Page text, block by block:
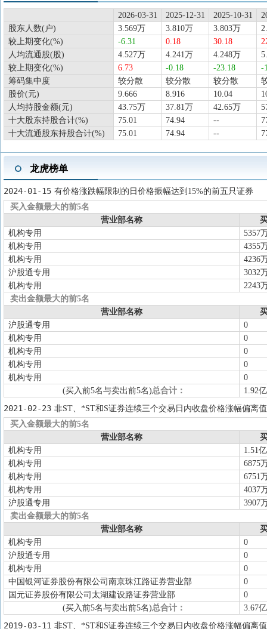
2026-03-31 2025-12-31 2025-10-31
股东人数(户)
3.569万 3.810万 3.803万
较上期变化(%)
-6.31 0.18 30.18
人均流通股(股)
4.527万 4.241万 4.248万
较上期变化(%)
6.73 -0.18 -23.18
-
筹码集中度
较分散 较分散 较分散
股价(元)
9.666 8.916 10.04
人均持股金额(元)
43.75万 37.81万 42.65万
十大股东持股合计(%)
75.01 74.94 --
十大流通股东持股合计(%)
75.01 74.94 --
龙虎榜单
2024-01-15 有价格涨跌幅限制的日价格振幅达到15%的前五只证券
买入金额最大的前5名
营业部名称
机构专用
5357
机构专用
4355
机构专用
4236
沪股通专用
3032
机构专用
2243
卖出金额最大的前5名
营业部名称
沪股通专用
0
机构专用
0
机构专用
0
机构专用
0
机构专用
0
(买入前5名与卖出前5名)总合计： 1.92亿
2021-02-23 非ST、*ST和S证券连续三个交易日内收盘价格涨幅偏离
买入金额最大的前5名
营业部名称
机构专用
1.51亿
机构专用
6875
机构专用
6751
机构专用
4037
沪股通专用
3907
卖出金额最大的前5名
营业部名称
机构专用
0
沪股通专用
0
机构专用
0
中国银河证券股份有限公司南京珠江路证券营业部
0
国元证券股份有限公司太湖建设路证券营业部
0
(买入前5名与卖出前5名)总合计： 3.67亿
2019-03-11 非ST、*ST和S证券连续三个交易日内收盘价格涨幅偏离